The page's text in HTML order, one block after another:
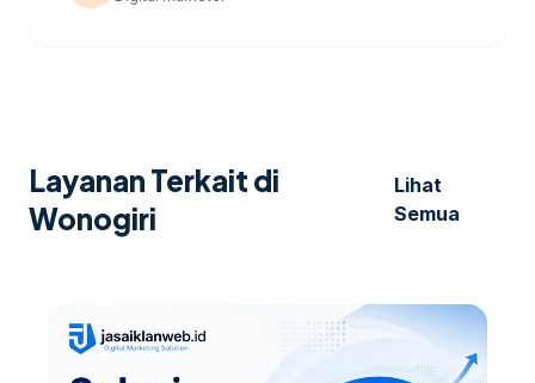
Layanan Terkait di
Wonogiri
Lihat
Semua